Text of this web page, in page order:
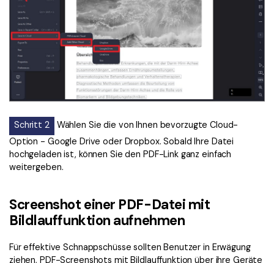
Schritt 2
Wählen Sie die von Ihnen bevorzugte Cloud-
Option - Google Drive oder Dropbox. Sobald Ihre Datei
hochgeladen ist, können Sie den PDF-Link ganz einfach
weitergeben.
Screenshot einer PDF-Datei mit
Bildlauffunktion aufnehmen
Für effektive Schnappschüsse sollten Benutzer in Erwägung
ziehen, PDF-Screenshots mit Bildlauffunktion über ihre Geräte